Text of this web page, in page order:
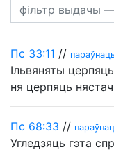
Пс 33:11 //
Ільвяняты
ня церпяць
Пс 68:33 //
Угледзяць гэта